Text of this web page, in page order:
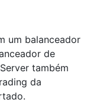
um balanceador
de
também
da